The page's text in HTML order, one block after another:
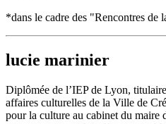
*dans le cadre des "Rencontres de
lucie marinier
Diplômée de l’IEP de Lyon,
affaires culturelles de la Ville de
pour la culture au cabinet du maire